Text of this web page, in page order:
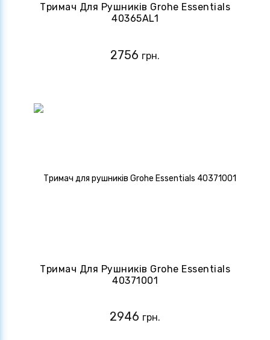
Тримач Для Рушників Grohe Essentials
40365AL1
2756 грн.
Тримач Для Рушників Grohe Essentials
40371001
2946 грн.